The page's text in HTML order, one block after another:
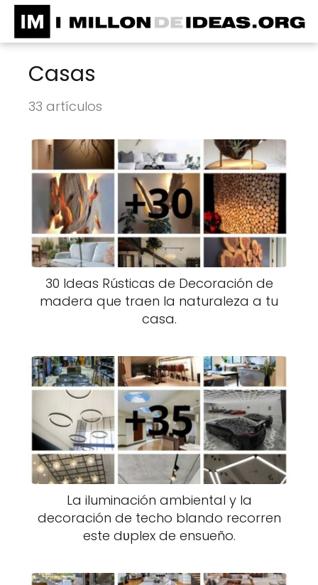
Casas
33 artículos
30 Ideas Rústicas de Decoración de
madera que traen la naturaleza a tu
casa.
La iluminación ambiental y la
decoración de techo blando recorren
este dυplex de ensueño.